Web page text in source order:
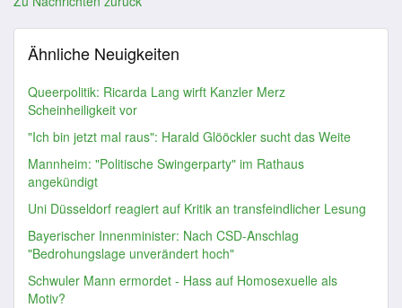
Ähnliche Neuigkeiten
Queerpolitik: Ricarda Lang wirft Kanzler Merz
Scheinheiligkeit vor
"Ich bin jetzt mal raus": Harald Glööckler sucht das Weite
Mannheim: "Politische Swingerparty" im Rathaus
angekündigt
Uni Düsseldorf reagiert auf Kritik an transfeindlicher Lesung
Bayerischer Innenminister: Nach CSD-Anschlag
"Bedrohungslage unverändert hoch"
Schwuler Mann ermordet - Hass auf Homosexuelle als
Motiv?